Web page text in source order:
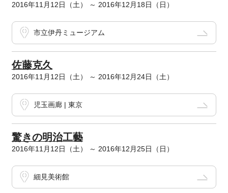
2016年11月12日（土） ～ 2016年12月18日（日）
市立伊丹ミュージアム
佐藤克久
2016年11月12日（土） ～ 2016年12月24日（土）
児玉画廊 | 東京
驚きの明治工藝
2016年11月12日（土） ～ 2016年12月25日（日）
細見美術館